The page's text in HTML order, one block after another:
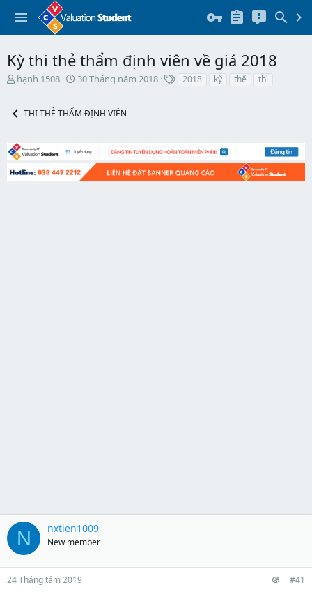
Kỳ thi thẻ thẩm định viên về giá 2018
T
e
d
s
a
hạnh 1508
N
y
t
ầ
30 Tháng năm 2018 2018 kỹ thế thi
THI THẺ THẨM ĐỊNH VIÊN
N nxtien1009
New member
24 Tháng tám 2019 #41